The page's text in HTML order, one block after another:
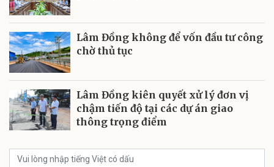
Lâm Đồng không để vốn đầu tư công
chờ thủ tục
Lâm Đồng kiên quyết xử lý đơn vị
chậm tiến độ tại các dự án giao
thông trọng điểm